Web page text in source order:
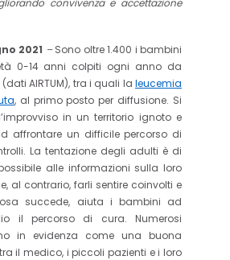
2021 –Sono oltre 1.400 i bambini
0-14 anni colpiti ogni anno da
AIRTUM), tra i quali la leucemia
, al primo posto per diffusione. Si
in un territorio ignoto e
affrontare un difficile percorso di
La tentazione degli adulti è di
alle informazioni sulla loro
al contrario, farli sentire coinvolti e
succede, aiuta i bambini ad
il percorso di cura. Numerosi
in evidenza come una buona
il medico, i piccoli pazienti e i loro